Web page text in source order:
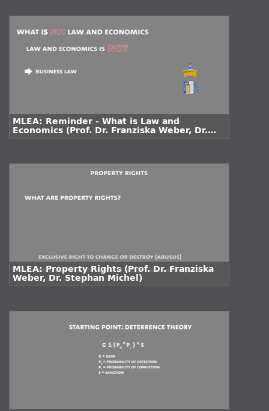
MLEA: Reminder - What is Law and
Economics (Prof. Dr. Franziska Weber, Dr.
Stephan Michel)
MLEA: Property Rights (Prof. Dr. Franziska
Weber, Dr. Stephan Michel)